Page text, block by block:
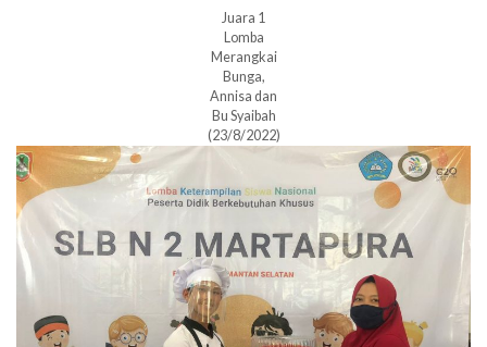
Juara 1
Lomba
Merangkai
Bunga,
Annisa dan
Bu Syaibah
(23/8/2022)